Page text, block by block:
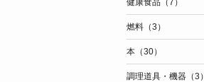
健康食品（7）
燃料（3）
本（30）
調理道具・機器（3）